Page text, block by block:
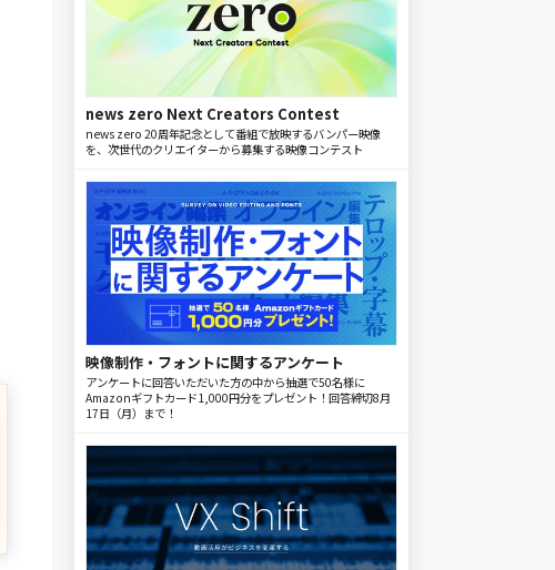
news zero Next Creators Contest
news zero 20周年記念として番組で放映するバンパー映像
を、次世代のクリエイターから募集する映像コンテスト
映像制作・フォントに関するアンケート
アンケートに回答いただいた方の中から抽選で50名様に
Amazonギフトカード1,000円分をプレゼント！回答締切8月
17日（月）まで！